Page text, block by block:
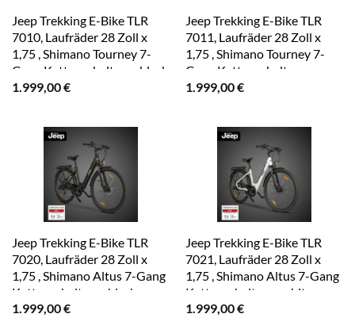
Jeep Trekking E-Bike TLR
7010, Laufräder 28 Zoll x
1,75 , Shimano Tourney 7-
Gang Kettenschaltung, black
1.999,00€
Jeep Trekking E-Bike TLR
7011, Laufräder 28 Zoll x
1,75 , Shimano Tourney 7-
Gang Kettenschaltung,
white
1.999,00€
Jeep Trekking E-Bike TLR
7020, Laufräder 28 Zoll x
1,75 , Shimano Altus 7-Gang
Kettenschaltung, black
1.999,00€
Jeep Trekking E-Bike TLR
7021, Laufräder 28 Zoll x
1,75 , Shimano Altus 7-Gang
Kettenschaltung, white
1.999,00€